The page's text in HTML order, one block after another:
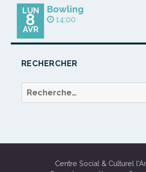
LUN
8
AVR
Bowling
14:00
RECHERCHER
Recherche
Centre Social & Culturel